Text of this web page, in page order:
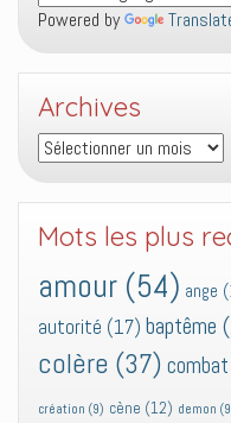
Powered by
Archives
Archives
Mots les plus
amour (54) ange
autorité (17) baptême
colère (37) combat
création (9) cène (12) demon